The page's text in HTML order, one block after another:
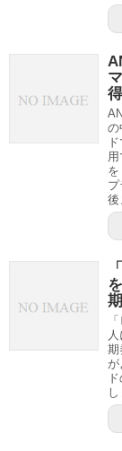
の
後
期
し